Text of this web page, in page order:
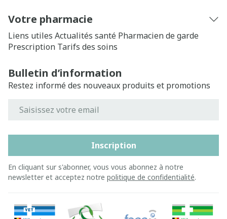
Votre pharmacie
Liens utiles Actualités santé Pharmacien de garde
Prescription Tarifs des soins
Bulletin d’information
Restez informé des nouveaux produits et promotions
Inscription
En cliquant sur s'abonner, vous vous abonnez à notre
newsletter et acceptez notre politique de confidentialité.